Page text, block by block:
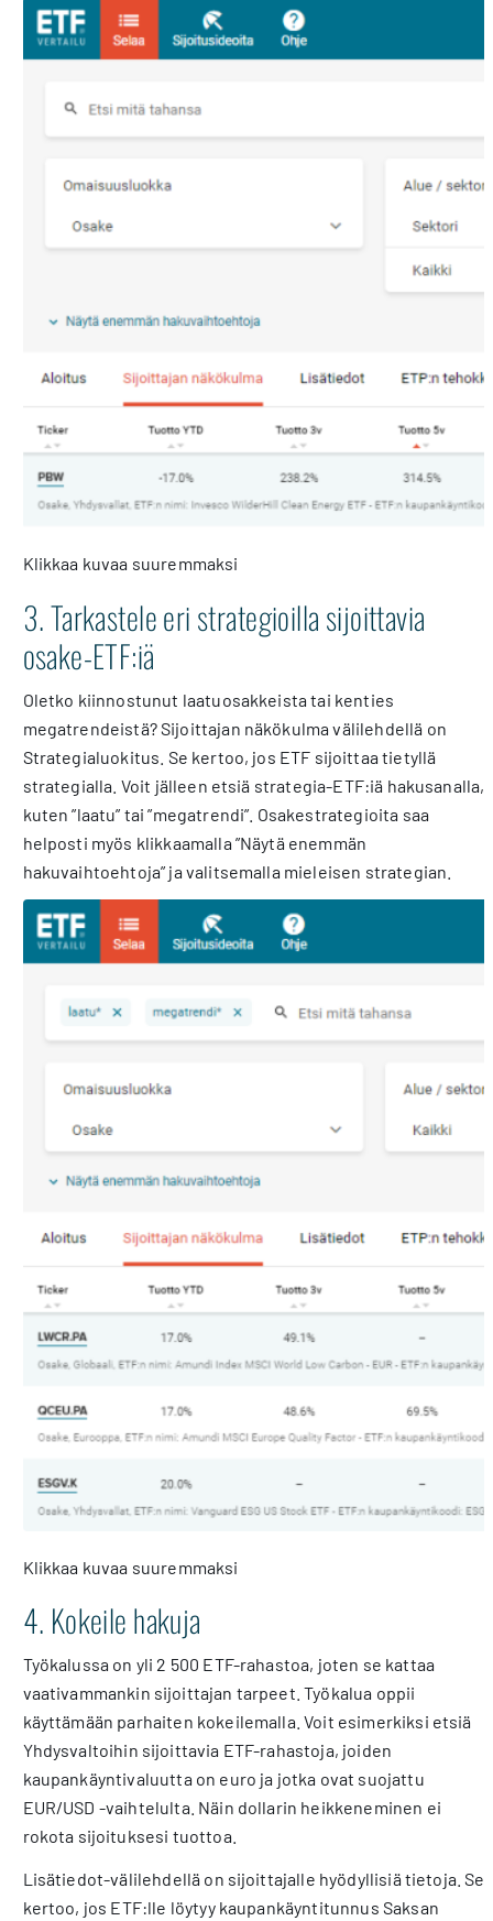
Klikkaa kuvaa suuremmaksi
3. Tarkastele eri strategioilla sijoittavia
osake-ETF:iä
Oletko kiinnostunut laatuosakkeista tai kenties
megatrendeistä? Sijoittajan näkökulma välilehdellä on
Strategialuokitus. Se kertoo, jos ETF sijoittaa tietyllä
strategialla. Voit jälleen etsiä strategia-ETF:iä hakusanalla,
kuten ”laatu” tai ”megatrendi”. Osakestrategioita saa
helposti myös klikkaamalla ”Näytä enemmän
hakuvaihtoehtoja” ja valitsemalla mieleisen strategian.
Klikkaa kuvaa suuremmaksi
4. Kokeile hakuja
Työkalussa on yli 2 500 ETF-rahastoa, joten se kattaa
vaativammankin sijoittajan tarpeet. Työkalua oppii
käyttämään parhaiten kokeilemalla. Voit esimerkiksi etsiä
Yhdysvaltoihin sijoittavia ETF-rahastoja, joiden
kaupankäyntivaluutta on euro ja jotka ovat suojattu
EUR/USD -vaihtelulta. Näin dollarin heikkeneminen ei
rokota sijoituksesi tuottoa.
Lisätiedot-välilehdellä on sijoittajalle hyödyllisiä tietoja. Se
kertoo, jos ETF:lle löytyy kaupankäyntitunnus Saksan